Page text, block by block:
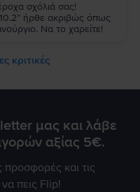
σχόλιά σας!
ήρθε ακριβώς όπως
Να το χαρείτε!
κριτικές
μας και λάβε
αξίας 5€.
προσφορές και τις
πεις Flip!